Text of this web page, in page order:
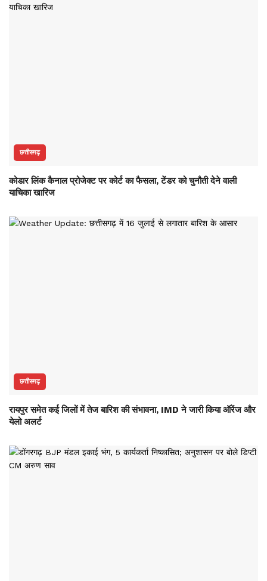
छत्तीसगढ़
कोडार लिंक कैनाल प्रोजेक्ट पर कोर्ट का फैसला, टेंडर को चुनौती देने वाली
याचिका खारिज
छत्तीसगढ़
रायपुर समेत कई जिलों में तेज बारिश की संभावना, IMD ने जारी किया ऑरेंज और
येलो अलर्ट